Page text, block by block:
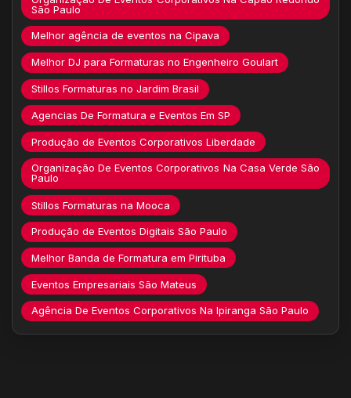
São Paulo
Melhor agência de eventos na Cipava
Melhor DJ para Formaturas no Engenheiro Goulart
Stillos Formaturas no Jardim Brasil
Agencias De Formatura e Eventos Em SP
Produção de Eventos Corporativos Liberdade
Organização De Eventos Corporativos Na Casa Verde São
Paulo
Stillos Formaturas na Mooca
Produção de Eventos Digitais São Paulo
Melhor Banda de Formatura em Pirituba
Eventos Empresariais São Mateus
Agência De Eventos Corporativos Na Ipiranga São Paulo